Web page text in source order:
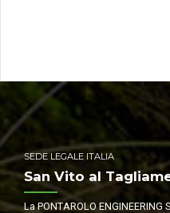
SEDE LEGALE ITALIA
San Vito al
La PONTAROLO